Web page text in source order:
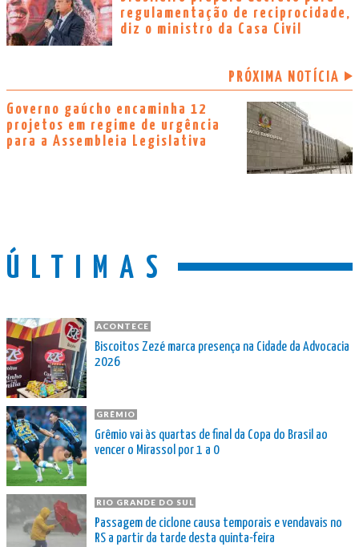
regulamentação de reciprocidade,
diz o ministro da Casa Civil
PRÓXIMA NOTÍCIA
Governo gaúcho encaminha 12
projetos em regime de urgência
para a Assembleia Legislativa
ÚLTIMAS
ACONTECE
Biscoitos Zezé marca presença na Cidade da Advocacia
2026
GRÊMIO
Grêmio vai às quartas de final da Copa do Brasil ao
vencer o Mirassol por 1 a 0
RIO GRANDE DO SUL
Passagem de ciclone causa temporais e vendavais no
RS a partir da tarde desta quinta-feira